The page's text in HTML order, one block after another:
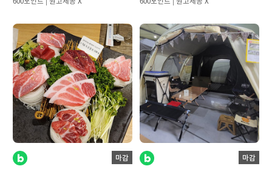
마감 마감